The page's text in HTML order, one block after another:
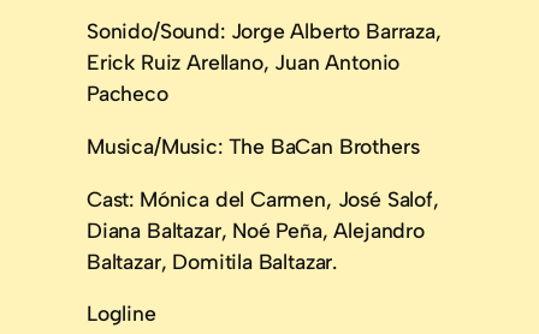
Sonido/Sound: Jorge Alberto Barraza,
Erick Ruiz Arellano, Juan Antonio
Pacheco
Musica/Music: The BaCan Brothers
Cast: Mónica del Carmen, José Salof,
Diana Baltazar, Noé Peña, Alejandro
Baltazar, Domitila Baltazar.
Logline